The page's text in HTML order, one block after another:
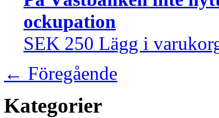
ockupation
SEK 250 Lägg i
← Föregående
Kategorier